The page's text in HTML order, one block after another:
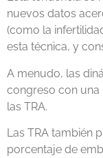
nuevos datos
(como la
esta técnica, y
A menudo, las
congreso con
las TRA.
Las TRA también
porcentaje de